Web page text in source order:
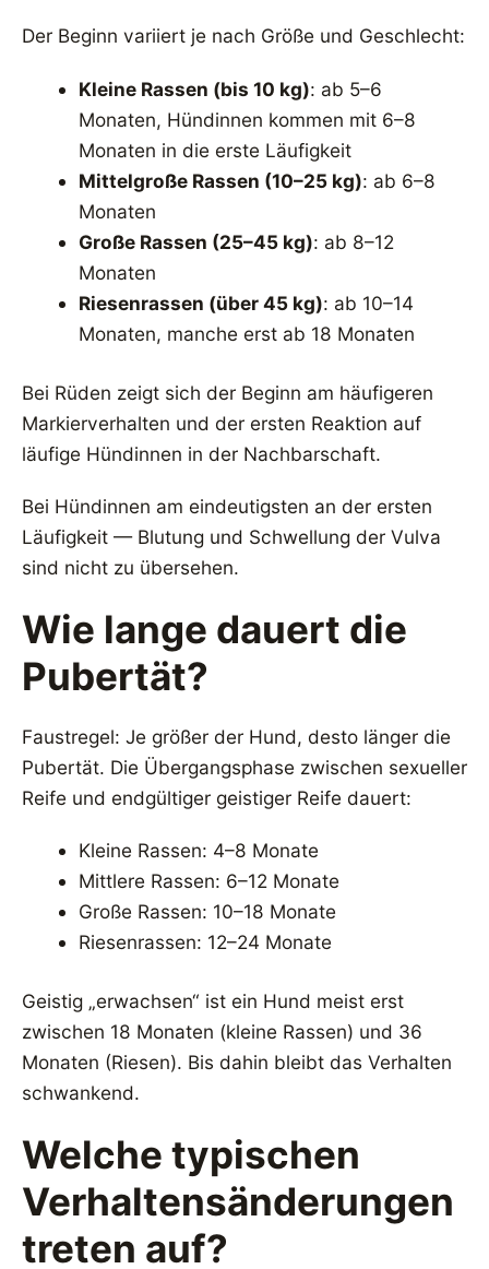
Der Beginn variiert je nach Größe und Geschlecht:
Kleine Rassen (bis 10 kg): ab 5–6
Monaten, Hündinnen kommen mit 6–8
Monaten in die erste Läufigkeit
Mittelgroße Rassen (10–25 kg): ab 6–8
Monaten
Große Rassen (25–45 kg): ab 8–12
Monaten
Riesenrassen (über 45 kg): ab 10–14
Monaten, manche erst ab 18 Monaten
Bei Rüden zeigt sich der Beginn am häufigeren
Markierverhalten und der ersten Reaktion auf
läufige Hündinnen in der Nachbarschaft.
Bei Hündinnen am eindeutigsten an der ersten
Läufigkeit — Blutung und Schwellung der Vulva
sind nicht zu übersehen.
Wie lange dauert die
Pubertät?
Faustregel: Je größer der Hund, desto länger die
Pubertät. Die Übergangsphase zwischen sexueller
Reife und endgültiger geistiger Reife dauert:
Kleine Rassen: 4–8 Monate
Mittlere Rassen: 6–12 Monate
Große Rassen: 10–18 Monate
Riesenrassen: 12–24 Monate
Geistig „erwachsen“ ist ein Hund meist erst
zwischen 18 Monaten (kleine Rassen) und 36
Monaten (Riesen). Bis dahin bleibt das Verhalten
schwankend.
Welche typischen
Verhaltensänderungen
treten auf?